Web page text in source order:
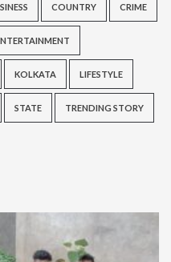
COUNTRY CRIME
KOLKATA LIFESTYLE
STATE TRENDING STORY